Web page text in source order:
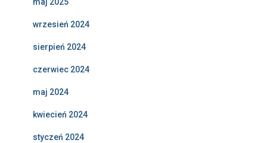
maj 2025
wrzesień 2024
sierpień 2024
czerwiec 2024
maj 2024
kwiecień 2024
styczeń 2024